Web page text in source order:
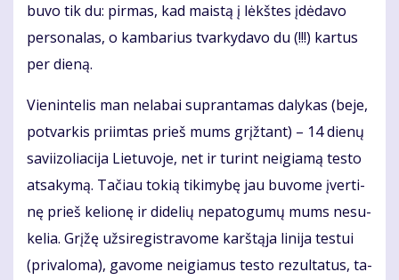
bu­vo tik du: pir­mas, kad mais­tą į lėkš­tes įdė­da­vo
per­so­na­las, o kam­ba­rius tvar­ky­da­vo du (!!!) kar­tus
per die­ną.
Vie­nin­te­lis man ne­la­bai su­pran­ta­mas da­ly­kas (be­je,
po­tvar­kis pri­im­tas prieš mums grįž­tant) – 14 die­nų
sa­vi­i­zo­lia­ci­ja Lie­tu­vo­je, net ir tu­rint ne­igia­mą tes­to
at­sa­ky­mą. Ta­čiau to­kią ti­ki­my­bę jau bu­vo­me įver­ti­
nę prieš ke­lio­nę ir di­de­lių ne­pa­to­gu­mų mums ne­su­
ke­lia. Grį­žę už­si­re­gist­ra­vo­me karš­tą­ja li­ni­ja tes­tui
(pri­va­lo­ma), ga­vo­me ne­igia­mus tes­to re­zul­ta­tus, ta­